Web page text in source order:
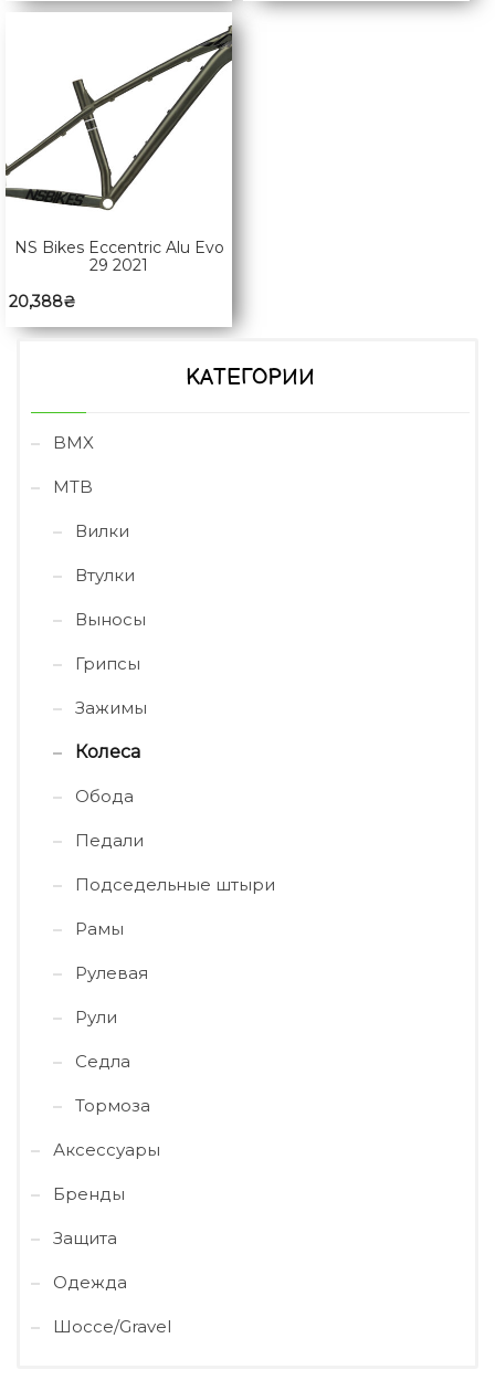
NS Bikes Eccentric Alu Evo
29 2021
20,388₴
КАТЕГОРИИ
BMX
MTB
Вилки
Втулки
Выносы
Грипсы
Зажимы
Колеса
Обода
Педали
Подседельные штыри
Рамы
Рулевая
Рули
Седла
Тормоза
Аксессуары
Бренды
Защита
Одежда
Шоссе/Gravel